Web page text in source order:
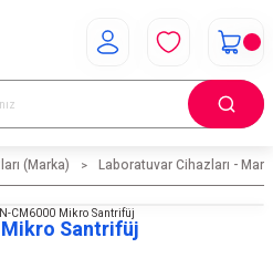
(Marka) Laboratuvar Cihazları -
Santrifüj